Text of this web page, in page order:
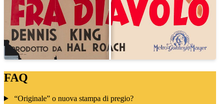
FAQ
“Originale” o nuova stampa di pregio?